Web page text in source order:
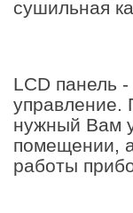
сушильная
LCD панель
управление.
нужный Вам
помещении,
работы